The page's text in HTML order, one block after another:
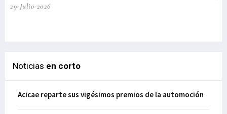
29-Julio-2026
Noticias en corto
Acicae reparte sus vigésimos premios de la automoción